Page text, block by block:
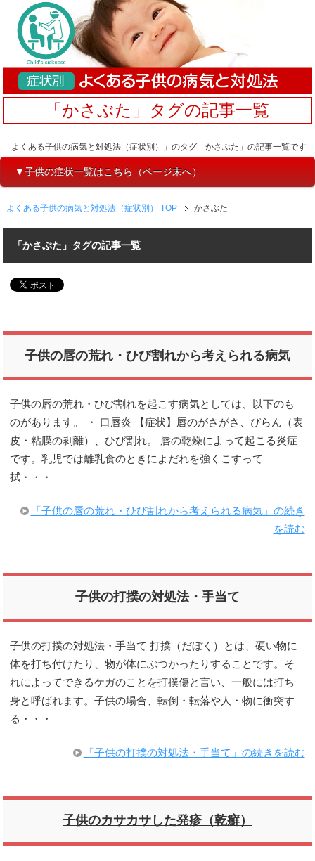
「かさぶた」タグの記事一覧
「よくある子供の病気と対処法（症状別）」のタグ「かさぶた」の記事一覧です
▼子供の症状一覧はこちら（ページ末へ）
よくある子供の病気と対処法（症状別） TOP かさぶた
「かさぶた」タグの記事一覧
子供の唇の荒れ・ひび割れから考えられる病気
子供の唇の荒れ・ひび割れを起こす病気としては、以下のも
のがあります。 ・ 口唇炎 【症状】唇のがさがさ、びらん（表
皮・粘膜の剥離）、ひび割れ。 唇の乾燥によって起こる炎症
です。乳児では離乳食のときによだれを強くこすって
拭・・・
「子供の唇の荒れ・ひび割れから考えられる病気」の続き
を読む
子供の打撲の対処法・手当て
子供の打撲の対処法・手当て 打撲（だぼく）とは、硬い物に
体を打ち付けたり、物が体にぶつかったりすることです。そ
れによってできるケガのことを打撲傷と言い、一般には打ち
身と呼ばれます。子供の場合、転倒・転落や人・物に衝突す
る・・・
「子供の打撲の対処法・手当て」の続きを読む
子供のカサカサした発疹（乾癬）